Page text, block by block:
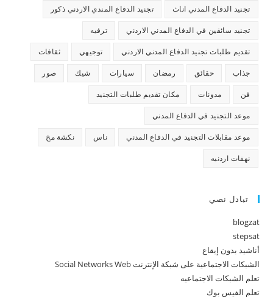
تجنيد الدفاع المدني اناث تجنيد الدفاع المندي الاردني ذكور
تجنيد سائقين في الدفاع المدني الاردني ترفيه
تقديم طلبات تجنيد الدفاع المدني الاردني توجيهي ثقافات
جذاب حقائق رمضان سيارات شيك صور
فن مدونات مكان تقديم طلبات التجنيد
موعد التجنيد في الدفاع المدني
موعد مقابلات التجنيد في الدفاع المدني ناس نكشة مخ
نهفات اردنيه
تبادل نصي
blogzat
stepsat
أناشيد بدون إيقاع
الشبكات الاجتماعية على شبكة الإنترنت Social Networks Web
تعلم الشبكات الاجتماعيه
تعلم الفيس بوك